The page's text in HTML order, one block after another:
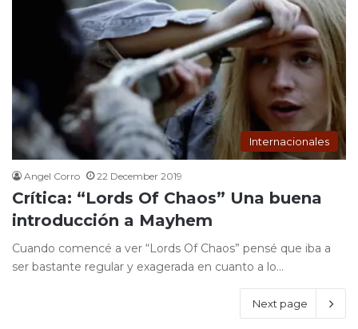
Internacionales
Angel Corro 22 December 2019
Crítica: “Lords Of Chaos” Una buena
introducción a Mayhem
Cuando comencé a ver “Lords Of Chaos” pensé que iba a
ser bastante regular y exagerada en cuanto a lo…
Next page